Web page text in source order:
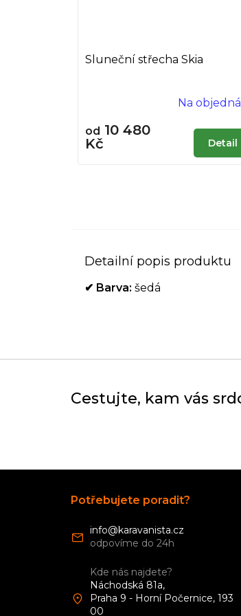
Sluneční střecha Skia
Na
od 10 480
Kč
Detail
Detailní popis produktu
✔ Barva: šedá
Cestujte, kam vás
Potřebujete poradit?
info@karavanista.cz
Kde nás najdete?
Náchodská 81a,
Praha 9 - Horní Počernice, 193
00